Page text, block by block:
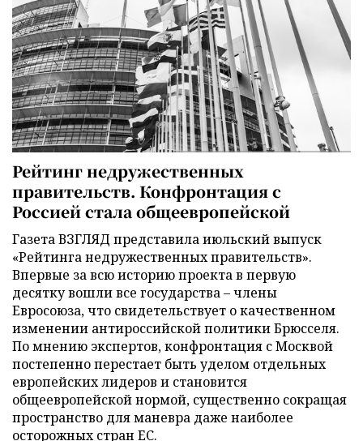
Рейтинг недружественных
правительств. Конфронтация с
Россией стала общеевропейской
Газета ВЗГЛЯД представила июльский выпуск
«Рейтинга недружественных правительств».
Впервые за всю историю проекта в первую
десятку вошли все государства – члены
Евросоюза, что свидетельствует о качественном
изменении антироссийской политики Брюсселя.
По мнению экспертов, конфронтация с Москвой
постепенно перестает быть уделом отдельных
европейских лидеров и становится
общеевропейской нормой, существенно сокращая
пространство для маневра даже наиболее
осторожных стран ЕС.